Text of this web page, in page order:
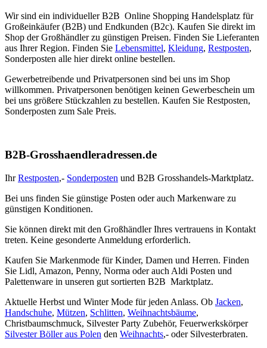
Wir sind ein individueller B2B Online Shopping Handelsplatz für
Großeinkäufer (B2B) und Endkunden (B2c). Kaufen Sie direkt im
Shop der Großhändler zu günstigen Preisen. Finden Sie Lieferanten
aus Ihrer Region. Finden Sie Lebensmittel, Kleidung, Restposten,
Sonderposten alle hier direkt online bestellen.
Gewerbetreibende und Privatpersonen sind bei uns im Shop
willkommen. Privatpersonen benötigen keinen Gewerbeschein um
bei uns größere Stückzahlen zu bestellen. Kaufen Sie Restposten,
Sonderposten zum Sale Preis.
B2B-Grosshaendleradressen.de
IhrRestposten,- Sonderposten und B2B Grosshandels-Marktplatz.
Bei uns finden Sie günstige Posten oder auch Markenware zu
günstigen Konditionen.
Sie können direkt mit den Großhändler Ihres vertrauens in Kontakt
treten. Keine gesonderte Anmeldung erforderlich.
Kaufen Sie Markenmode für Kinder, Damen und Herren. Finden
Sie Lidl, Amazon, Penny, Norma oder auch Aldi Posten und
Palettenware in unseren gut sortierten B2B Marktplatz.
Aktuelle Herbst und Winter Mode für jeden Anlass. Ob Jacken,
Handschuhe, Mützen, Schlitten, Weihnachtsbäume,
Christbaumschmuck, Silvester Party Zubehör, Feuerwerkskörper
Silvester Böller aus Polen den Weihnachts,- oder Silvesterbraten.